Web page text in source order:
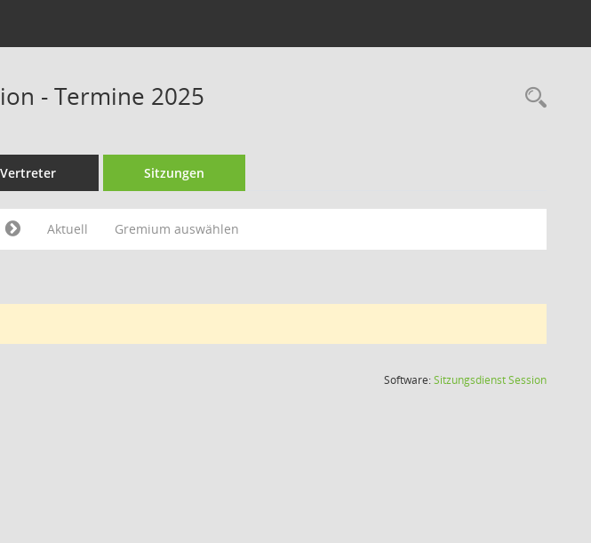
- Termine 2025
Vertreter Sitzungen
Aktuell Gremium auswählen
Software:SitzungsdienstSession(Wird in